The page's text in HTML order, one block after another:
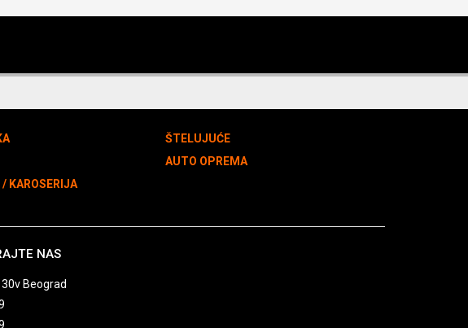
/ KAROSERIJA
ŠTELUJUĆE
AUTO OPREMA
NAS
Beograd